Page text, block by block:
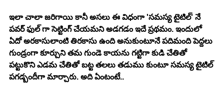
ఇలా చాలా జరిగాయి కానీ అసలు ఈ విధంగా 'సమస్య టైటిల్' నే
పవర్ ఫుల్ గా సెట్టింగ్ చేయమని అడగడం ఇదే ప్రథమం. ఇందులో
ఏదో అరకాసులాంటి తిరకాసు ఉంది అనుకుంటూనే పదిమంది పెద్దలు
గుండ్రంగా కూర్చుని తమ గుండె కాయను గట్టిగా కుడి చేతితో
పట్టుకొని ఎడమ చేతితో బట్ట తలలు తడుము కుంటూ సమస్య టైటిల్
పగడ్బందీగా మార్చారు. అది ఏంటంటే..